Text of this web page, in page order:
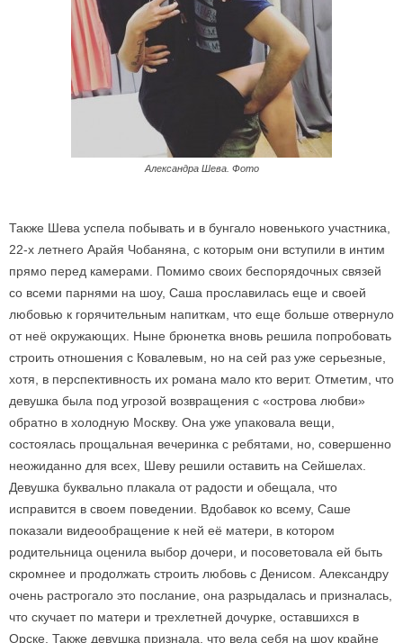
Александра Шева. Фото
Также Шева успела побывать и в бунгало новенького участника,
22-х летнего Арайя Чобаняна, с которым они вступили в интим
прямо перед камерами. Помимо своих беспорядочных связей
со всеми парнями на шоу, Саша прославилась еще и своей
любовью к горячительным напиткам, что еще больше отвернуло
от неё окружающих. Ныне брюнетка вновь решила попробовать
строить отношения с Ковалевым, но на сей раз уже серьезные,
хотя, в перспективность их романа мало кто верит. Отметим, что
девушка была под угрозой возвращения с «острова любви»
обратно в холодную Москву. Она уже упаковала вещи,
состоялась прощальная вечеринка с ребятами, но, совершенно
неожиданно для всех, Шеву решили оставить на Сейшелах.
Девушка буквально плакала от радости и обещала, что
исправится в своем поведении. Вдобавок ко всему, Саше
показали видеообращение к ней её матери, в котором
родительница оценила выбор дочери, и посоветовала ей быть
скромнее и продолжать строить любовь с Денисом. Александру
очень растрогало это послание, она разрыдалась и призналась,
что скучает по матери и трехлетней дочурке, оставшихся в
Орске. Также девушка признала, что вела себя на шоу крайне